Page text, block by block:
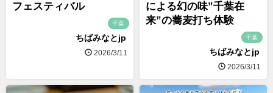
フェスティバル
千葉
ちばみなとjp
2026/3/11
による幻の味”千葉在
来”の蕎麦打ち体験
千葉
ちばみなとjp
2026/3/11